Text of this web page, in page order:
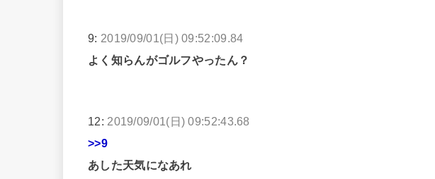
9: 2019/09/01(日) 09:52:09.84
よく知らんがゴルフやったん？
12: 2019/09/01(日) 09:52:43.68
>>9
あした天気になあれ